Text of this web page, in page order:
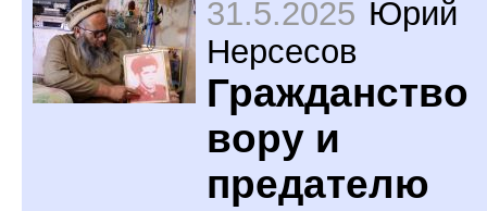
31.5.2025 Юрий
Нерсесов
Гражданство
вору и
предателю